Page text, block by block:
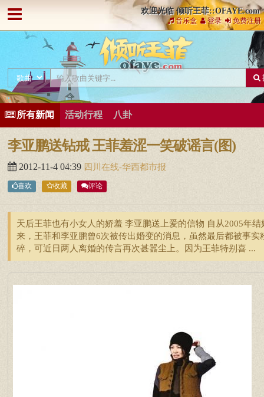
欢迎光临 倾听王菲::OFAYE.com
音乐盒 登录 免费注册
所有新闻 活动行程 八卦
李亚鹏送钻戒 王菲羞涩一笑破谣言(图)
2012-11-4 04:39 四川在线-华西都市报
喜欢 收藏 评论
天后王菲也有小女人的娇羞 李亚鹏送上爱的信物 自从2005年结
来，王菲和李亚鹏曾6次被传出婚变的消息，虽然最后都被事实
碎，可近日两人离婚的传言再次甚嚣尘上。因为王菲特别喜 ...